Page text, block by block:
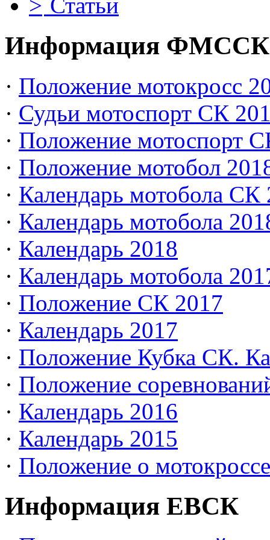
Информация ФМССК
· Положение мотокросс
· Судьи мотоспорт СК
· Положение мотоспорт
· Положение мотобол
· Календарь мотобола СК
· Календарь мотобола
· Календарь 2018
· Календарь мотобола
· Положение СК 2017
· Календарь 2017
· Положение Кубка СК.
· Положение
· Календарь 2016
· Календарь 2015
· Положение о
Информация ЕВСК